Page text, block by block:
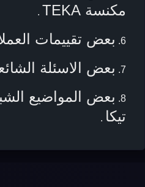
مكنسة TEKA
.
بعض تقييمات
بعض الاسئلة
بعض المواضيع
تيكا .